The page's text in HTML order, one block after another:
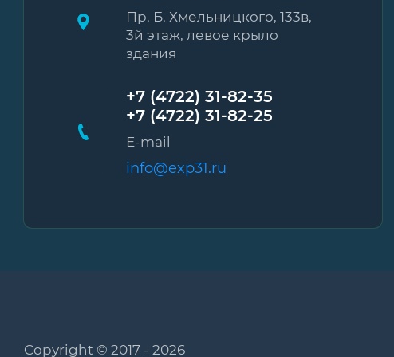
Пр. Б. Хмельницкого, 133в,
3й этаж, левое крыло
здания
+7 (4722) 31-82-35
+7 (4722) 31-82-25
E-mail
info@exp31.ru
Copyright © 2017 - 2026